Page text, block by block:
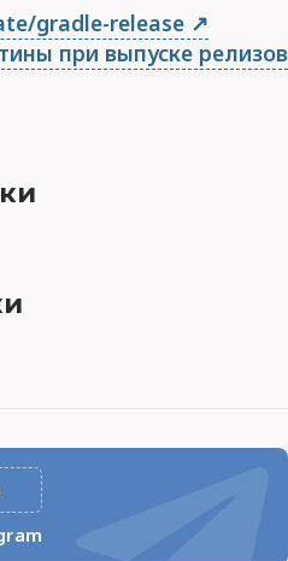
gradle-release
при выпуске релизов